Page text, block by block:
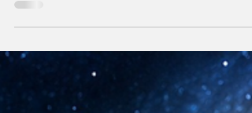
esplendor. ¿Hemos interpretado mal
diferencias?